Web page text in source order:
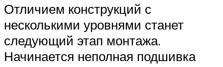
Отличием конструкций с
несколькими уровнями станет
следующий этап монтажа.
Начинается неполная подшивка